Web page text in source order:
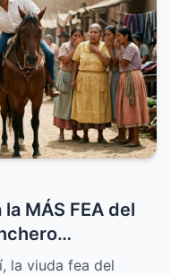
MÁS FEA del
la viuda fea del